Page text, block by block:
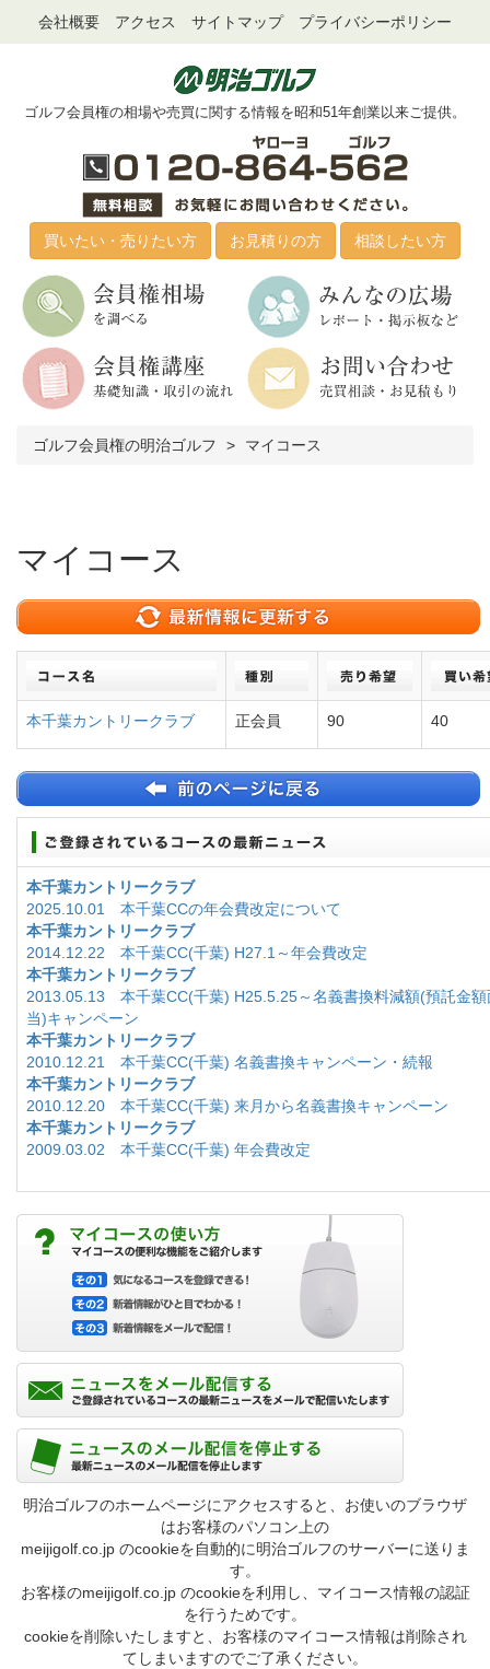
会社概要 アクセス サイトマップ プライバシーポリシー
ゴルフ会員権の相場や売買に関する情報を昭和51年創業以来ご提供。
買いたい・売りたい方 お見積りの方 相談したい方
ゴルフ会員権の明治ゴルフ マイコース
マイコース
本千葉カントリークラブ 正会員 90 40
本千葉カントリークラブ
2025.10.01 本千葉CCの年会費改定について
本千葉カントリークラブ
2014.12.22 本千葉CC(千葉) H27.1～年会費改定
本千葉カントリークラブ
2013.05.13 本千葉CC(千葉) H25.5.25～名義書換料減額(預託金額
当)キャンペーン
本千葉カントリークラブ
2010.12.21 本千葉CC(千葉) 名義書換キャンペーン・続報
本千葉カントリークラブ
2010.12.20 本千葉CC(千葉) 来月から名義書換キャンペーン
本千葉カントリークラブ
2009.03.02 本千葉CC(千葉) 年会費改定
明治ゴルフのホームページにアクセスすると、お使いのブラウザ
はお客様のパソコン上の
meijigolf.co.jp のcookieを自動的に明治ゴルフのサーバーに送りま
す。
お客様のmeijigolf.co.jp のcookieを利用し、マイコース情報の認証
を行うためです。
cookieを削除いたしますと、お客様のマイコース情報は削除され
てしまいますのでご了承ください。